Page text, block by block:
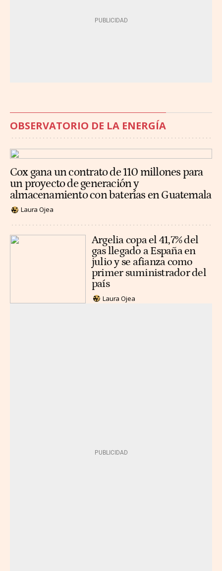
OBSERVATORIO DE LA ENERGÍA
Cox gana un contrato de 110 millones para
un proyecto de generación y
almacenamiento con baterías en Guatemala
Laura Ojea
Argelia copa el 41,7% del
gas llegado a España en
julio y se afianza como
primer suministrador del
país
Laura Ojea